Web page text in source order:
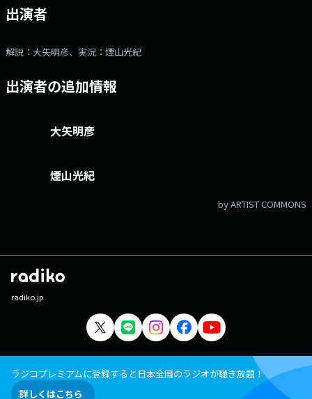
出演者
解説：大矢明彦、実況：煙山光紀
出演者の追加情報
大矢明彦
煙山光紀
by ARTIST COMMONS
radiko.jp
ラジコプレミアムに登録すると日本全国のラジオが聴き放題！
詳しくはこちら